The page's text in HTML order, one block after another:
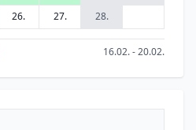
26. 27. 28.
16.02. - 20.02.